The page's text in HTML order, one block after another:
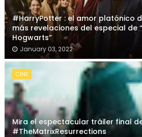
#HarryPotter : el amor platónico
más revelaciones del especial de
Hogwarts”
January 03, 2022
CINE
Mira el espectacular tráiler final
#TheMatrixResurrections